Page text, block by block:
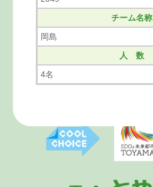
チーム名称
岡島
人 数
4名